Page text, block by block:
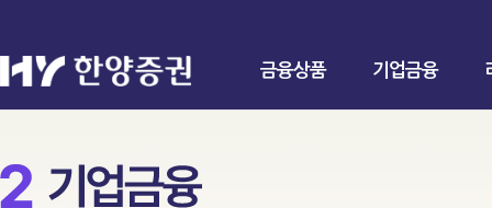
금융상품 기업금융